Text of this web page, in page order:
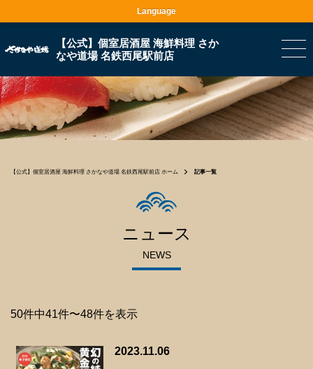
【公式】個室居酒屋 海鮮料理 さか
なや道場 名鉄西尾駅前店
【公式】個室居酒屋 海鮮料理 さかなや道場 名鉄西尾駅前店 ホーム 記事一覧
ニュース
NEWS
50件中41件〜48件を表示
2023.11.06
Language